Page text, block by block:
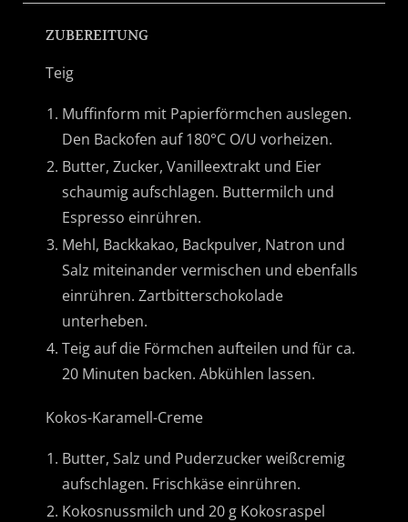
ZUBEREITUNG
Teig
Muffinform mit Papierförmchen auslegen.
Den Backofen auf 180°C O/U vorheizen.
Butter, Zucker, Vanilleextrakt und Eier
schaumig aufschlagen. Buttermilch und
Espresso einrühren.
Mehl, Backkakao, Backpulver, Natron und
Salz miteinander vermischen und ebenfalls
einrühren. Zartbitterschokolade
unterheben.
Teig auf die Förmchen aufteilen und für ca.
20 Minuten backen. Abkühlen lassen.
Kokos-Karamell-Creme
Butter, Salz und Puderzucker weißcremig
aufschlagen. Frischkäse einrühren.
Kokosnussmilch und 20 g Kokosraspel